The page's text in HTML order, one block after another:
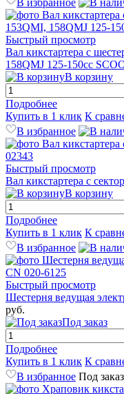
В избранное
Быстрый просмотр
Вал кикстартера с
158QMJ 125-150cc
В корзину
Подробнее
Купить в 1 клик К
В избранное
Быстрый просмотр
Вал кикстартера с
В корзину
Подробнее
Купить в 1 клик К
В избранное
Быстрый просмотр
Шестерня ведущая
руб.
Под заказ
Подробнее
Купить в 1 клик К
В избранное Под заказ